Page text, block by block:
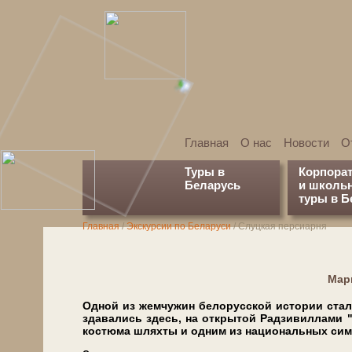
Главная О нас Новости
Туры в
Беларусь
и
туры в
Главная/Экскурсии по Беларуси/Слуцкая персиарня
Од­ной из жем­чу­жин бе­ло­рус­ской ис­то­рии
зда­ва­лись здесь, на открытой Радзивиллами
костюма шлях­ты и од­ним из на­ци­о­наль­ных